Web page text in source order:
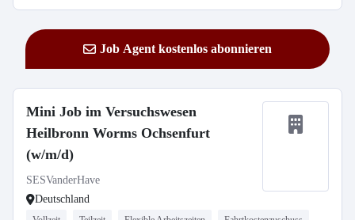
Job Agent kostenlos abonnieren
Mini Job im Versuchswesen
Heilbronn Worms Ochsenfurt
(w/m/d)
SESVanderHave
Deutschland